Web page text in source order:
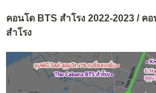
คอนโด BTS สำโรง 2022-2023 / ค
สำโรง